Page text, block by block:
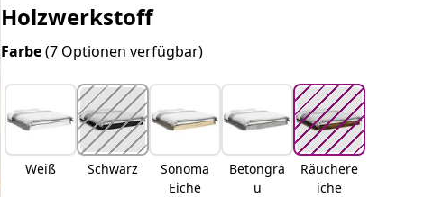
Holzwerkstoff
Farbe(7 Optionen verfügbar)
Weiß Schwarz
Sonoma
Eiche
Betongra
u
Räuchere
iche